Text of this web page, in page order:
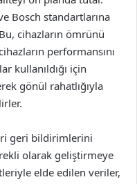
Bosch standartlarına
cihazların ömrünü
performansını
kullanıldığı için
gönül rahatlığıyla
geri bildirimlerini
olarak geliştirmeye
elde edilen veriler,